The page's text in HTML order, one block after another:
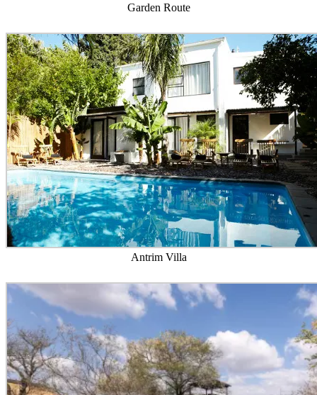
Garden Route
Antrim Villa